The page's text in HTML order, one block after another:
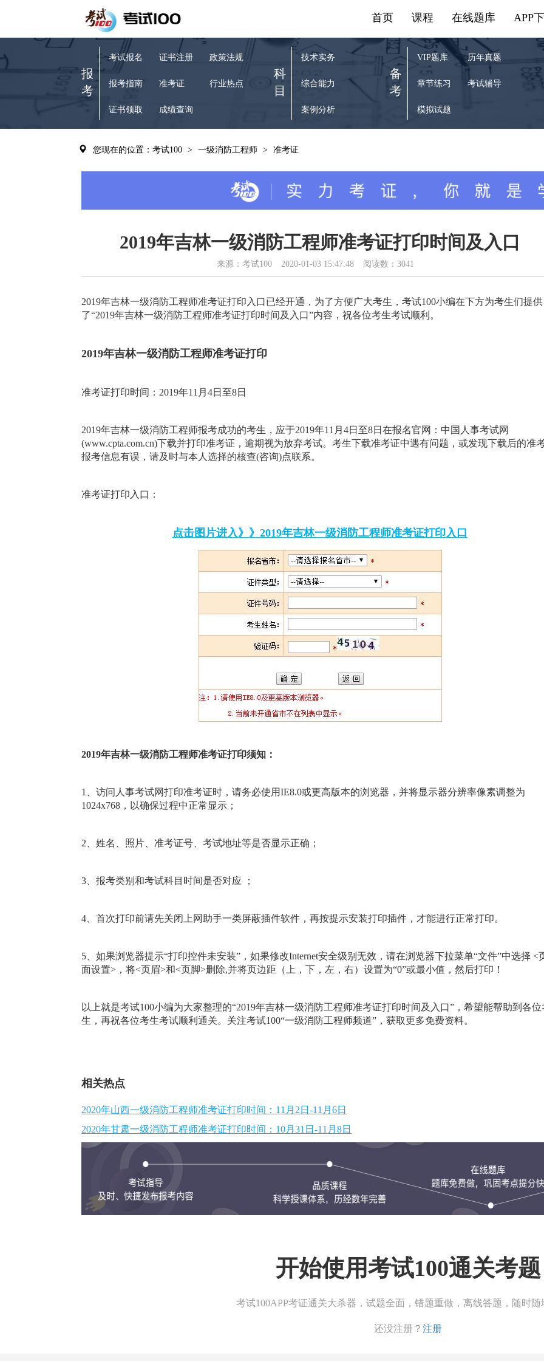
APP
在线题库
课程
首页
报
考
考试报名
报考指南
证书领取
证书注册
准考证
成绩查询
政策法规
行业热点
科
目
技术实务
综合能力
案例分析
备
考
VIP题库
章节练习
模拟试题
历年真题
考试辅导
您现在的位置：考试100 > 一级消防工程师 > 准考证
2019年吉林一级消防工程师准考证打印时间及入口
来源：考试100 2020-01-03 15:47:48 阅读数：3041
2019年吉林一级消防工程师准考证打印入口已经开通，为了方便广大考生，考试100小编在下方为考生们提供
了“2019年吉林一级消防工程师准考证打印时间及入口”内容，祝各位考生考试顺利。
2019年吉林一级消防工程师准考证打印
准考证打印时间：2019年11月4日至8日
2019年吉林一级消防工程师报考成功的考生，应于2019年11月4日至8日在报名官网：中国人事考试网
(www.cpta.com.cn)下载并打印准考证，逾期视为放弃考试。考生下载准考证中遇有问题，或发现下载后的准
报考信息有误，请及时与本人选择的核查(咨询)点联系。
准考证打印入口：
点击图片进入》》2019年吉林一级消防工程师准考证打印入口
2019年吉林一级消防工程师准考证打印须知：
1、访问人事考试网打印准考证时，请务必使用IE8.0或更高版本的浏览器，并将显示器分辨率像素调整为
1024x768，以确保过程中正常显示；
2、姓名、照片、准考证号、考试地址等是否显示正确；
3、报考类别和考试科目时间是否对应 ；
4、首次打印前请先关闭上网助手一类屏蔽插件软件，再按提示安装打印插件，才能进行正常打印。
5、如果浏览器提示“打印控件未安装”，如果修改Internet安全级别无效，请在浏览器下拉菜单“文件”中选择 <
面设置>，将<页眉>和<页脚>删除,并将页边距（上，下，左，右）设置为“0”或最小值，然后打印！
以上就是考试100小编为大家整理的“2019年吉林一级消防工程师准考证打印时间及入口”，希望能帮助到各位
生，再祝各位考生考试顺利通关。关注考试100“一级消防工程师频道”，获取更多免费资料。
相关热点
2020年山西一级消防工程师准考证打印时间：11月2日-11月6日
2020年甘肃一级消防工程师准考证打印时间：10月31日-11月8日
开始使用考试100通关考题
考试100APP考证通关大杀器，试题全面，错题重做，离线答题，随时随
还没注册？ 注册